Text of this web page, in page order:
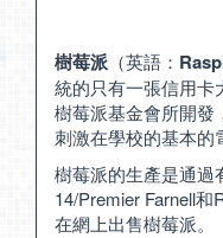
樹莓派 （英語：
統的只有一張信用卡
樹莓派基金會所開發
刺激在學校的基本的
樹莓派的生產是通過
14/Premier Farnell
在網上出售樹莓派。